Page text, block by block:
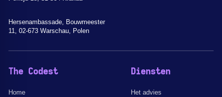
Hersenambassade, Bouwmeester
11, 02-673 Warschau, Polen
The Codest
Home
Diensten
Het advies